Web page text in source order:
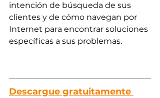
intención de búsqueda de sus
clientes y de cómo navegan por
Internet para encontrar soluciones
específicas a sus problemas.
Descargue gratuitamente